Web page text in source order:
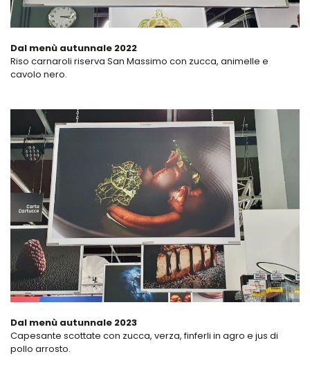
Dal menù autunnale 2022
Riso carnaroli riserva San Massimo con zucca, animelle e
cavolo nero.
Dal menù autunnale 2023
Capesante scottate con zucca, verza, finferli in agro e jus di
pollo arrosto.